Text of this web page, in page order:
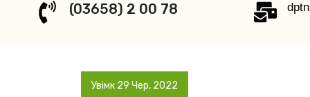
(03658) 2 00 78
Увімк 29 Чер, 2022